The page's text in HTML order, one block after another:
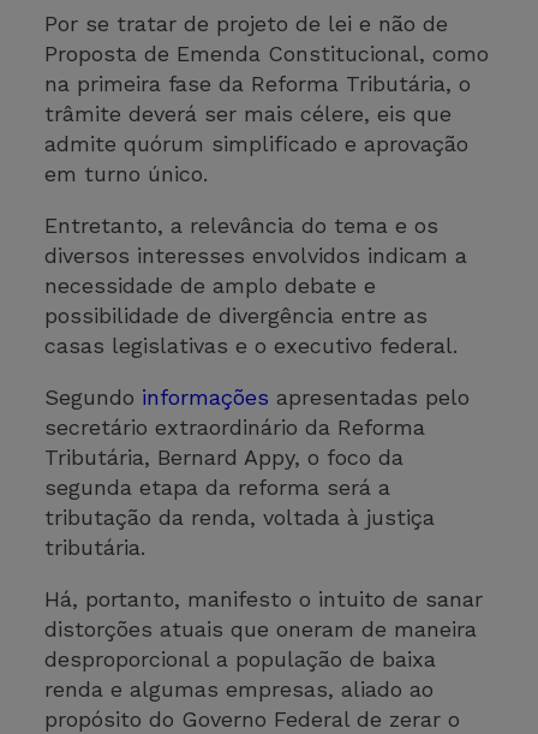
Por se tratar de projeto de lei e não de
Proposta de Emenda Constitucional, como
na primeira fase da Reforma Tributária, o
trâmite deverá ser mais célere, eis que
admite quórum simplificado e aprovação
em turno único.
Entretanto, a relevância do tema e os
diversos interesses envolvidos indicam a
necessidade de amplo debate e
possibilidade de divergência entre as
casas legislativas e o executivo federal.
Segundo informações apresentadas pelo
secretário extraordinário da Reforma
Tributária, Bernard Appy, o foco da
segunda etapa da reforma será a
tributação da renda, voltada à justiça
tributária.
Há, portanto, manifesto o intuito de sanar
distorções atuais que oneram de maneira
desproporcional a população de baixa
renda e algumas empresas, aliado ao
propósito do Governo Federal de zerar o